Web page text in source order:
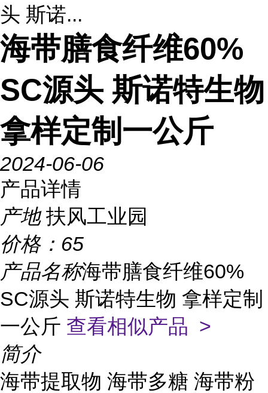
头 斯诺...
海带膳食纤维60%
SC源头 斯诺特生物
拿样定制一公斤
2024-06-06
产品详情
产地 扶风工业园
价格： 65
产品名称海带膳食纤维60%
SC源头 斯诺特生物 拿样定制
一公斤 查看相似产品 >
简介
海带提取物 海带多糖 海带粉